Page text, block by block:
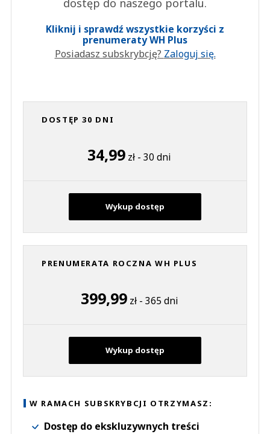
dostęp do naszego portalu.
Kliknij i sprawdź wszystkie korzyści z
prenumeraty WH Plus
Posiadasz subskrybcję? Zaloguj się.
DOSTĘP 30 DNI
34,99 zł - 30 dni
Wykup dostęp
PRENUMERATA ROCZNA WH PLUS
399,99zł - 365 dni
Wykup dostęp
W RAMACH SUBSKRYBCJI OTRZYMASZ:
Dostęp do ekskluzywnych treści